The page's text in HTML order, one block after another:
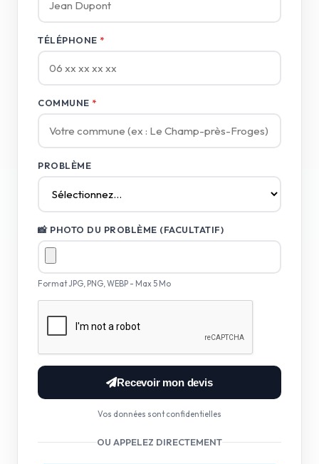
TÉLÉPHONE *
COMMUNE *
PROBLÈME
📸 PHOTO DU PROBLÈME (FACULTATIF)
Format JPG, PNG, WEBP - Max 5 Mo
Recevoir mon devis
Vos données sont confidentielles
OU APPELEZ DIRECTEMENT